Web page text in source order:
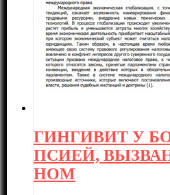
ГИНГИВИТ У
ПСИЕЙ,
НОМ